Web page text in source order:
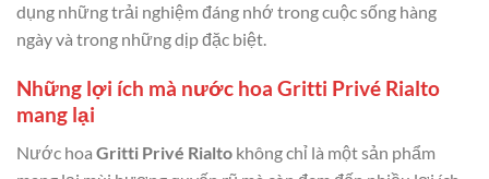
dụng những trải nghiệm đáng nhớ trong cuộc sống hàng
ngày và trong những dịp đặc biệt.
Những lợi ích mà nước hoa Gritti Privé Rialto
mang lại
Nước hoa Gritti Privé Rialto không chỉ là một sản phẩm